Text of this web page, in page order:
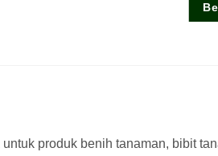
produk benih tanaman, bibit